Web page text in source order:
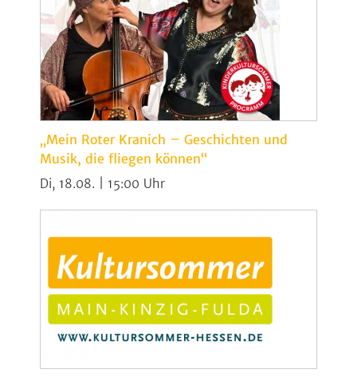
„Mein Roter Kranich – Geschichten und
Musik, die fliegen können“
Di, 18.08. | 15:00